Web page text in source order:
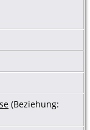
(Beziehung: